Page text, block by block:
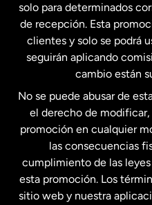
Estados
Estados
Francia
Malasia
Nueva Zelanda
solo para determinados
de recepción. Esta
clientes y solo se podrá
seguirán aplicando
cambio están
No se puede abusar de
el derecho de
promoción en cualquier
las consecuencias
cumplimiento de las
esta promoción. Los
sitio web y nuestra